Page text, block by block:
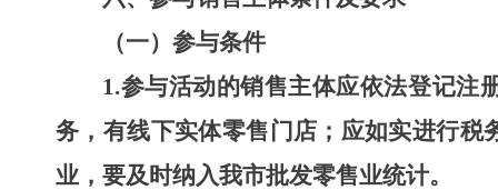
（一）参与条件
1.参与活动的销售主体应依法登记注
务，有线下实体零售门店；应如实进行税
业，要及时纳入我市批发零售业统计。